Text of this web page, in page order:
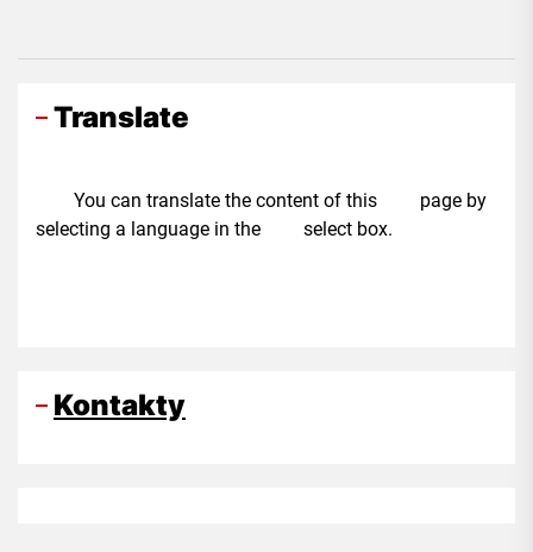
Translate
You can translate the content of this page by
selecting a language in the select box.
Kontakty